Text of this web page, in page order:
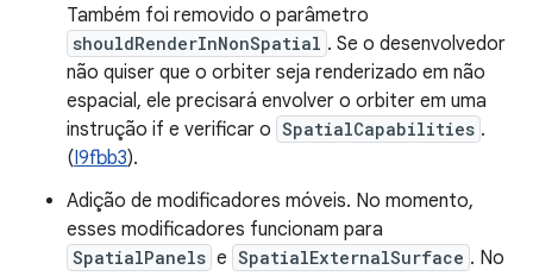
Também foi removido o parâmetro
shouldRenderInNonSpatial . Se o desenvolvedor
não quiser que o orbiter seja renderizado em não
espacial, ele precisará envolver o orbiter em uma
instrução if e verificar o SpatialCapabilities .
(I9fbb3).
Adição de modificadores móveis. No momento,
esses modificadores funcionam para
SpatialPanels e SpatialExternalSurface . No